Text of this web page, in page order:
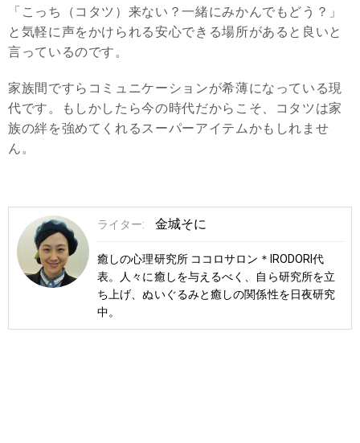
「こっち（コタツ）来ない？一緒にみかんでもどう？」
と気軽に声をかけられる安心できる場所があると良いと
言っているのです。
家族間ですらコミュニケーションが希薄になっている現
代です。もしかしたら今の時代だからこそ、コタツは家
族の絆を強めてくれるスーパーアイテムかもしれませ
ん。
ライター: 金城そに
癒しの心理研究所 ココロサロン＊IRODORI代
表。人々に癒しを与えるべく、自ら研究所を立
ち上げ、ぬいぐるみと癒しの関係性を日夜研究
中。